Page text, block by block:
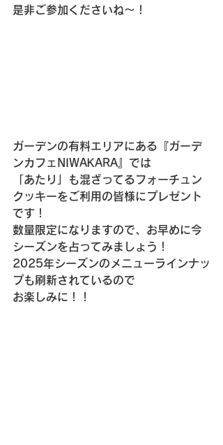
是非ご参加くださいね～！
ガーデンの有料エリアにある『ガーデ
ンカフェNIWAKARA』では
「あたり」も混ざってるフォーチュン
クッキーをご利用の皆様にプレゼント
です！
数量限定になりますので、お早めに今
シーズンを占ってみましょう！
2025年シーズンのメニューラインナッ
プも刷新されているので
お楽しみに！！